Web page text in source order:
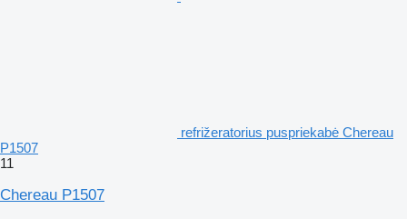
refrižeratorius puspriekabė Chereau
P1507
11
Chereau P1507